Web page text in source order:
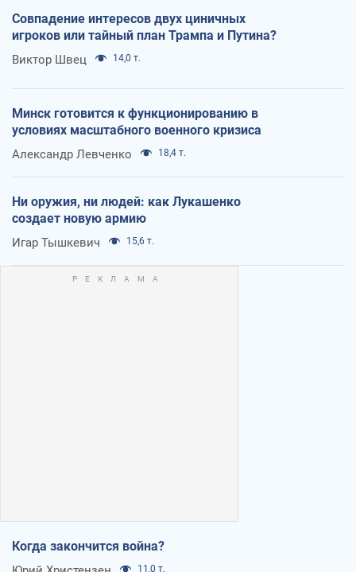
Совпадение интересов двух циничных
игроков или тайный план Трампа и Путина?
Виктор Швец 14,0 т.
Минск готовится к функционированию в
условиях масштабного военного кризиса
Александр Левченко 18,4 т.
Ни оружия, ни людей: как Лукашенко
создает новую армию
Игар Тышкевич 15,6 т.
Когда закончится война?
11,0 т.